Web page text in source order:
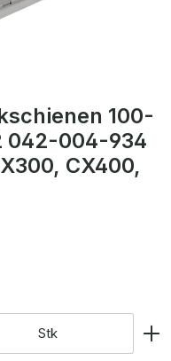
100-
042-004-934
CX400,
Stk